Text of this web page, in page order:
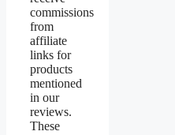
commissions
from
affiliate
links for
products
mentioned
in our
reviews.
These